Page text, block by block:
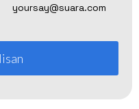
yoursay@suara.com